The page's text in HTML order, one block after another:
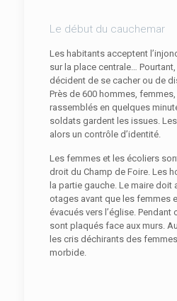
Le début du cauchemar
Les habitants acceptent
sur la place centrale…
décident de se cacher ou de
Près de 600 hommes,
rassemblés en quelques
soldats gardent les issues.
alors un contrôle d’identité.
Les femmes et les écoliers
droit du Champ de Foire. Les
la partie gauche. Le maire doit
otages avant que les femmes
évacués vers l’église.
sont plaqués face aux murs.
les cris déchirants des
morbide.